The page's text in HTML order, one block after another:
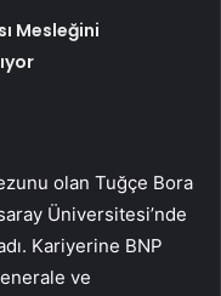
Mesleğini
olan Tuğçe Bora
Üniversitesi’nde
Kariyerine BNP
ve